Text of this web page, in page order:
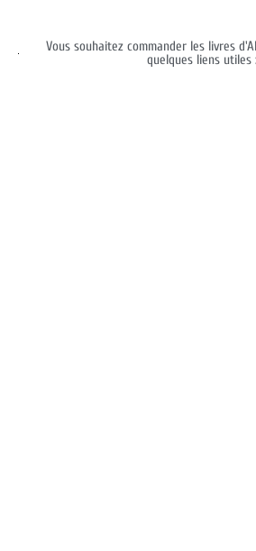
Vous souhaitez commander les livres
quelques liens utiles :